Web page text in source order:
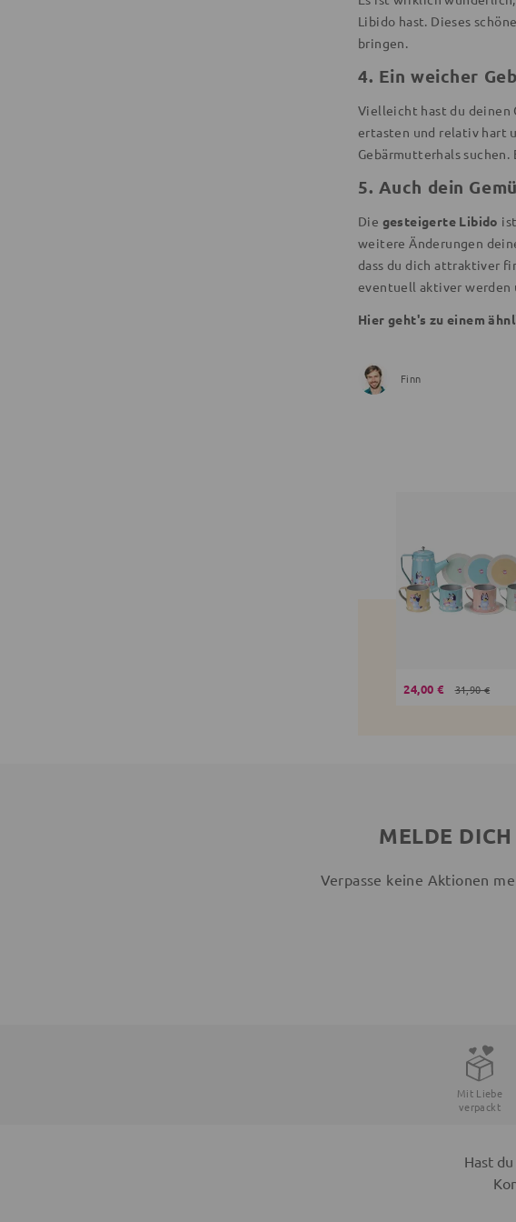
Libido hast. Dieses
bringen.
4. Ein weicher
Vielleicht hast du deinen
ertasten und relativ hart
Gebärmutterhals
5. Auch dein
Die gesteigerte Libido
weitere Änderungen
dass du dich attraktiver
eventuell aktiver werden
Hier geht's zu einem
Finn
24,00 € 31,90 €
MELDE
Verpasse keine Aktionen
Mit Liebe
verpackt
Hast